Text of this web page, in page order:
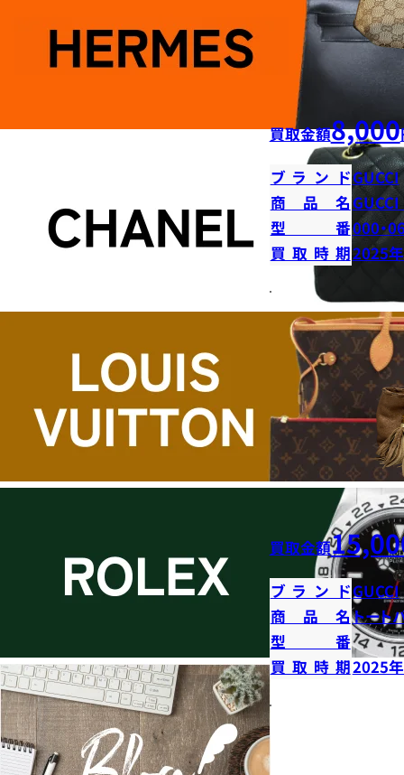
買取金額8,000
ブランドGUCCI
商品名GUCCI
型番000・
買取時期2025
買取金額
ブランドGUCCI
商品名トート
型番
買取時期2025